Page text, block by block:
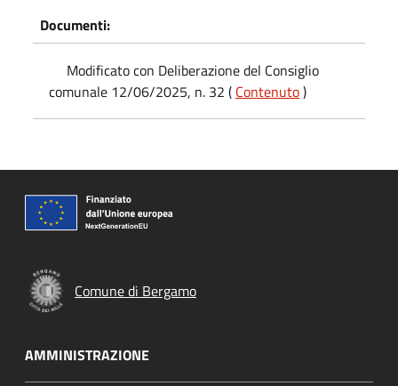
Documenti:
Modificato con Deliberazione del Consiglio
comunale 12/06/2025, n. 32 ( Contenuto)
Comune di Bergamo
AMMINISTRAZIONE